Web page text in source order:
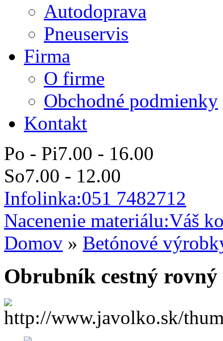
Autodoprava
Pneuservis
Firma
O firme
Obchodné podmienky
Kontakt
Po - Pi7.00 - 16.00
So7.00 - 12.00
Infolinka:051 7482712
Nacenenie materiálu:Váš
Domov » Betónové
Obrubník cestný rovný